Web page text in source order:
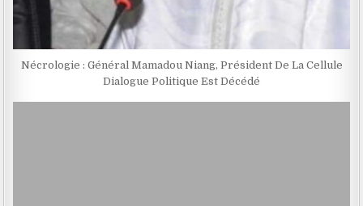
Nécrologie : Général Mamadou Niang, Président De La Cellule
Dialogue Politique Est Décédé